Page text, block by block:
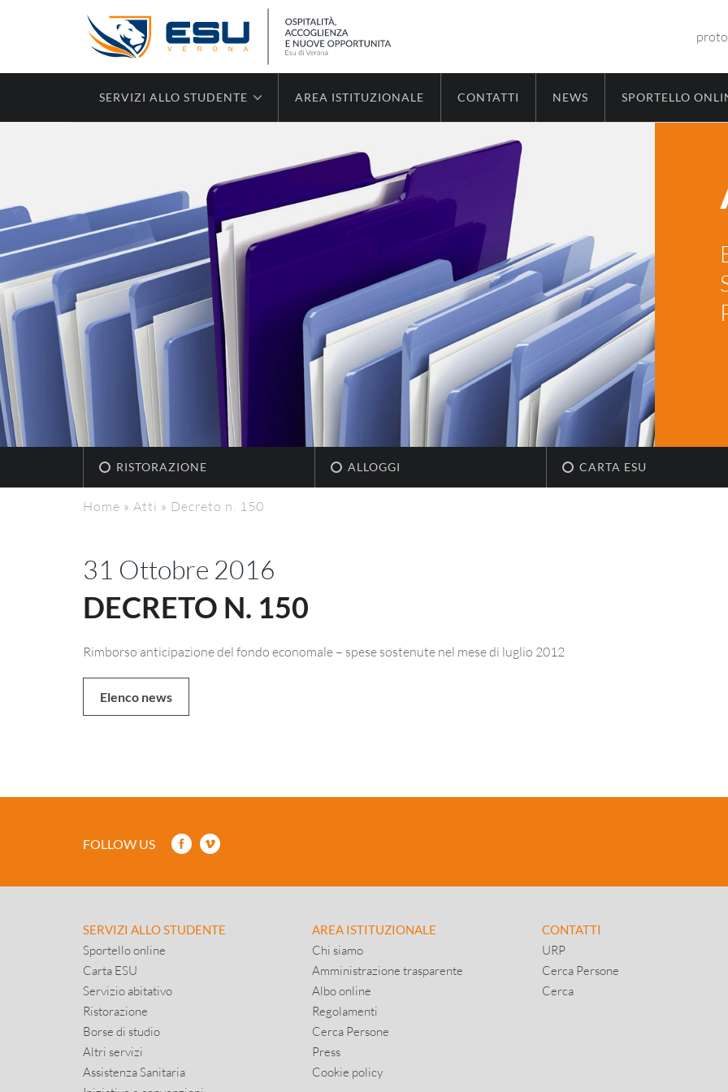
SERVIZI ALLO STUDENTE AREA ISTITUZIONALE CONTATTI NEWS SPORTELLO
RISTORAZIONE ALLOGGI CARTA ESU
Home » Atti » Decreto n. 150
31 Ottobre 2016
DECRETO N. 150
Rimborso anticipazione del fondo economale – spese sostenute nel mese di luglio 2012
Elenco news
FOLLOW US
SERVIZI ALLO STUDENTE
Sportello online
Carta ESU
Servizio abitativo
Ristorazione
Borse di studio
Altri servizi
Assistenza Sanitaria
AREA ISTITUZIONALE
Chi siamo
Amministrazione trasparente
Albo online
Regolamenti
Cerca Persone
Press
Cookie policy
CONTATTI
URP
Cerca Persone
Cerca